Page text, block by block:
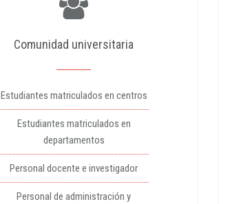
Comunidad universitaria
Estudiantes matriculados en centros
Estudiantes matriculados en
departamentos
Personal docente e investigador
Personal de administración y